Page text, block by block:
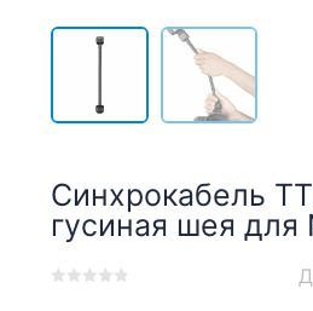
Синхрокабель
гусиная шея для